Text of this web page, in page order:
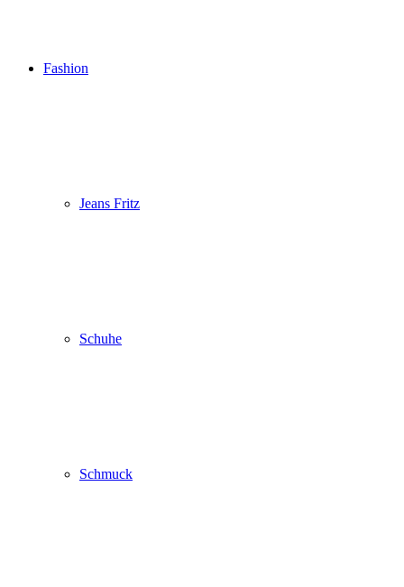
Fashion
Jeans Fritz
Schuhe
Schmuck